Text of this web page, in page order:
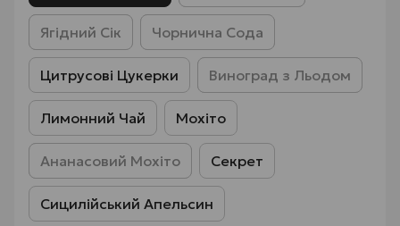
Ягідний Сік Чорнична Сода
Цитрусові Цукерки Виноград з Льодом
Лимонний Чай Мохіто
Ананасовий Мохіто Секрет
Сицилійський Апельсин